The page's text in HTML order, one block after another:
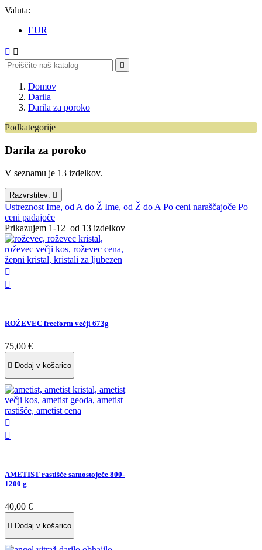
Valuta:
EUR
 

Domov
Darila
Darila za poroko
Podkategorije
Darila za moške
Nakit
Voščilnice za rojstni dan
Voščilnice za krst, sveto obhajilo in sveto birmo
Darila za poroko
V seznamu je 13 izdelkov.
Razvrstitev: 
Ustreznost Ime, od A do Ž Ime, od Ž do A Po ceni naraščajoče Po
ceni padajoče
Prikazujem 1-12 od 13 izdelkov


ROŽEVEC freeform večji 673g
75,00 €
 Dodaj v košarico


AMETIST rastišče samostoječe 800-
1200 g
40,00 €
 Dodaj v košarico